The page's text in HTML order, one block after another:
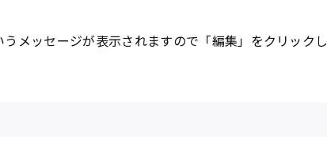
うメッセージが表示されますので「編集」をクリックし